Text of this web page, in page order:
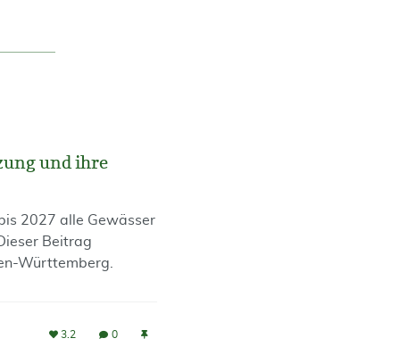
und ihre
2027 alle Gewässer
Beitrag
Württemberg.
3.2 0